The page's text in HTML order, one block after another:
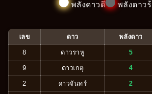
พลังดาวดี พลังดาวร้
เลข ดาว พลังดาว
8 ดาวราหู 5
9 ดาวเกตุ 4
2 ดาวจันทร์ 2